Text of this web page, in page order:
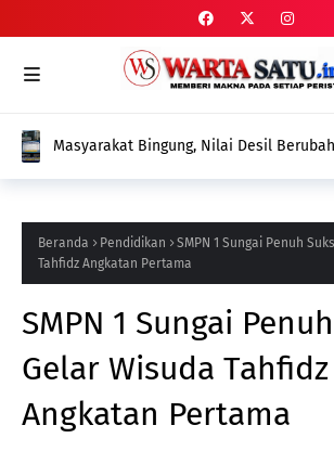
Masyarakat Bingung, Nilai Desil
Penjelasan
Beranda Pendidikan
SMPN 1 Sungai Penuh
Tahfidz Angkatan Pertama
SMPN 1 Sungai
Gelar Wisuda Tahfidz
Angkatan Pertama